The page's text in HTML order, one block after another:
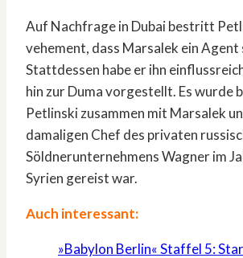
Auf Nachfrage in Dubai bestritt
vehement, dass Marsalek ein Agent
Stattdessen habe er ihn
hin zur Duma vorgestellt. Es wurde
Petlinski zusammen mit Marsalek
damaligen Chef des privaten
Söldnerunternehmens Wagner im
Syrien gereist war.
Auch interessant:
»Babylon Berlin« Staffel 5: